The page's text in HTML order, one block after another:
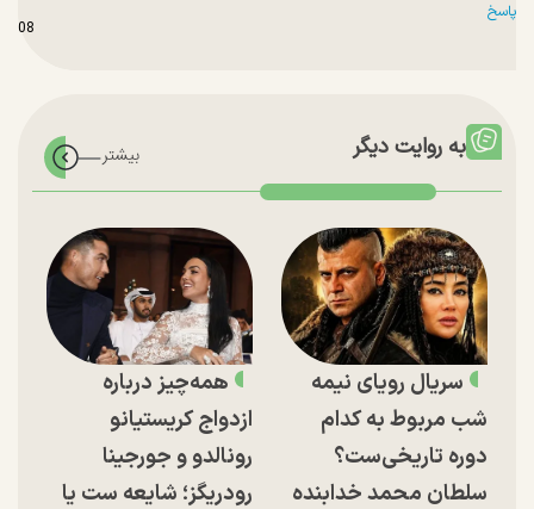
پاسخ
0
به روایت دیگر
سریال رویای نیمه
شب مربوط به کدام
دوره تاریخی‌ست؟
سلطان محمد خدابنده
همه‌چیز درباره
ازدواج کریستیانو
رونالدو و جورجینا
رودریگز؛ شایعه ست یا